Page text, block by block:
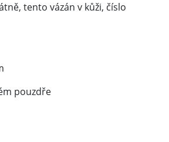
tento vázán v kůži, číslo
pouzdře